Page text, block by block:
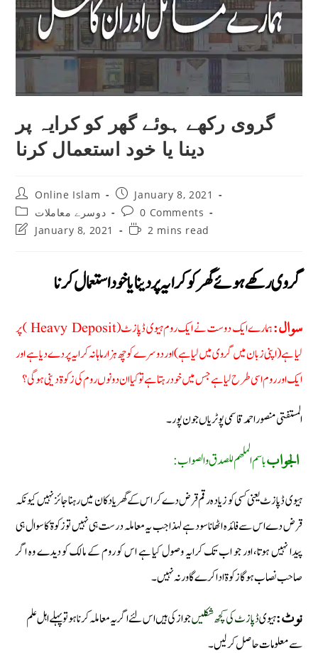
گروی رکھے ہوئے گھر کو کرایہ پر
دینا یا خود استعمال کرنا
Post
author:
Online Islam
Post
published:
January 8, 2021
Post
category:
دوسرے معاملات
Post
comments:
0 Comments
PostJanuary 8, 2021
Reading2 mins read
گروی رکھے ہوئے گھر کو کرایہ پر دینا یا خود استعمال کرنا
سوال:
ہمارے ایک دوست نے ایک روم ہیوی ڈپازٹ (Heavy Deposit ) پر
لیا ہے (اپنی زبان میں گروی میں لیا ہے) اور دوسرے کو چھ ہزار ماہانہ کرایہ پر دے دیا ہے اور
ایک اور روم اسی طرح لیا ہے جس میں خود رہتا ہے تو کیا ان دونوں روم کی زکوة دینی ہوگی؟
المستفتی منصور احمد قاسمی پوٹریاں جون پور۔
الجوابباسم الملهم للصدق والصواب:
ہیوی ڈپازٹ یعنی کسی کو زیادہ رقم قرض دے کر اس کے گھر یا دکان میں رہنا جائز نہیں کیونکہ
قرض دے اس سے فائدہ اٹھانا سود ہے لہذا جب یہ معاملہ درست ہی نہیں تو زکوة کا سوال ہی
پیدا نہیں ہوتا، اور جو اب تک کرایہ وصول کیا ہے اس کو روم کے مالک کو دیدے وہ اگر
صاحب نصاب ہوگا زکوة ادا کرے گا ورنہ نہیں۔
نوٹ:ہیویڈپازٹ کی کچھ شكلىںجواز کی ہیں اس لئے اگر یہ معاملہ کرنا ہو تو پہلے اہل علم
سے معلومات حاصل کرلیں۔